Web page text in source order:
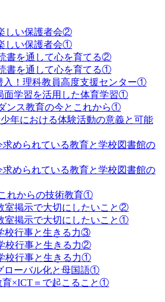
しい保護者会②
しい保護者会①
書を通して心を育てる②
書を通して心を育てる①
入！理科教員高度支援センター①
面学習を活用した体育学習①
ンス教育の今とこれから①
年における体験活動の意義と可能
求められている教育と学校図書館の
求められている教育と学校図書館の
れからの技術教育①
室掲示で大切にしたいこと②
室掲示で大切にしたいこと①
校行事と生きる力③
校行事と生きる力②
校行事と生きる力①
ローバル化と母国語①
育×ICT＝で起こること①